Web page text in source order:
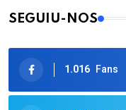
SEGUIU-NOS
1.016 Fans